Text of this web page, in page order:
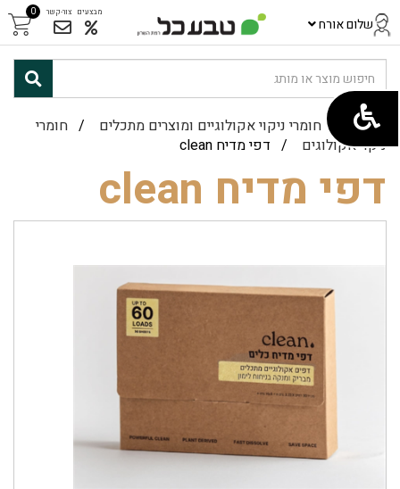
שלום אורח
0 צור-קשר מבצעים
ראשי/ חומרי ניקוי אקולוגיים ומוצרים מתכלים / חומרי
ניקוי אקולוגים / דפי מדיח clean
דפי מדיח clean